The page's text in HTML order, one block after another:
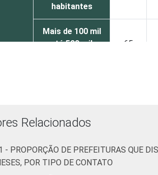
habitantes
Mais de 100 mil
até 500 mil
65
3.653 prefeituras que declararam
Relacionados
- PROPORÇÃO DE PREFEITURAS QUE
POR TIPO DE CONTATO